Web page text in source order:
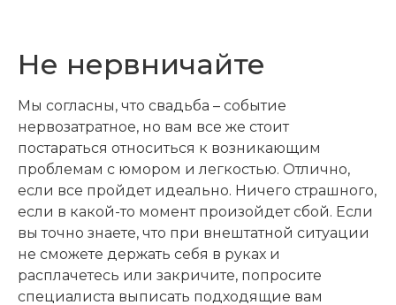
Не нервничайте
Мы согласны, что свадьба – событие
нервозатратное, но вам все же стоит
постараться относиться к возникающим
проблемам с юмором и легкостью. Отлично,
если все пройдет идеально. Ничего страшного,
если в какой-то момент произойдет сбой. Если
вы точно знаете, что при внештатной ситуации
не сможете держать себя в руках и
расплачетесь или закричите, попросите
специалиста выписать подходящие вам